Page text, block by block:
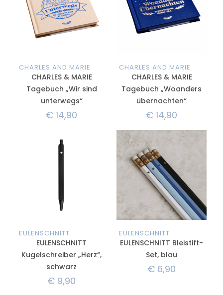
CHARLES AND MARIE
CHARLES & MARIE
Tagebuch „Wir sind
unterwegs“
€ 14,90
CHARLES AND MARIE
CHARLES & MARIE
Tagebuch „Woanders
übernachten“
€ 14,90
EULENSCHNITT
EULENSCHNITT
Kugelschreiber „Herz“,
schwarz
€ 9,90
EULENSCHNITT
EULENSCHNITT Bleistift-
Set, blau
€ 6,90